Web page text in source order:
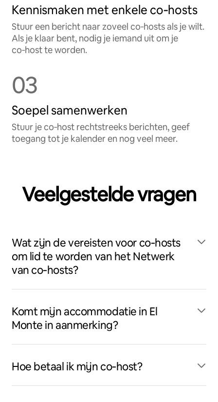
Kennismaken met enkele co‑hosts
Stuur een bericht naar zoveel co‑hosts als je wilt.
Als je klaar bent, nodig je iemand uit om je
co‑host te worden.
03
Soepel samenwerken
Stuur je co‑host rechtstreeks berichten, geef
toegang tot je kalender en nog veel meer.
Veelgestelde vragen
Wat zijn de vereisten voor co‑hosts
om lid te worden van het Netwerk
van co‑hosts?
Komt mijn accommodatie in El
Monte in aanmerking?
Hoe betaal ik mijn co‑host?